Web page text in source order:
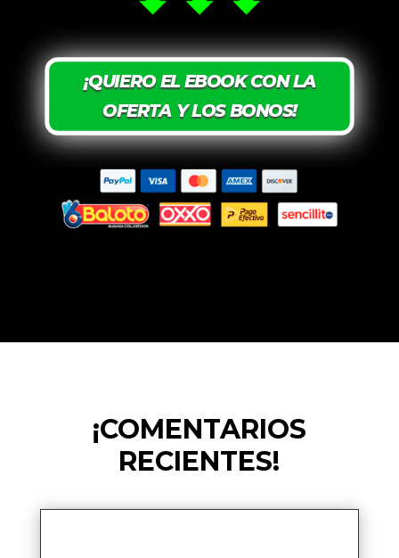
¡QUIERO EL EBOOK CON LA
OFERTA Y LOS BONOS!
¡COMENTARIOS
RECIENTES!